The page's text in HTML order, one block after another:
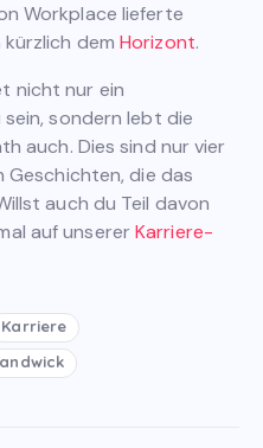
Workplace lieferte
kürzlich demHorizont.
nicht nur ein
sondern lebt die
auch. Dies sind nur vier
Geschichten, die das
auch du Teil davon
auf unsererKarriere-
Karriere